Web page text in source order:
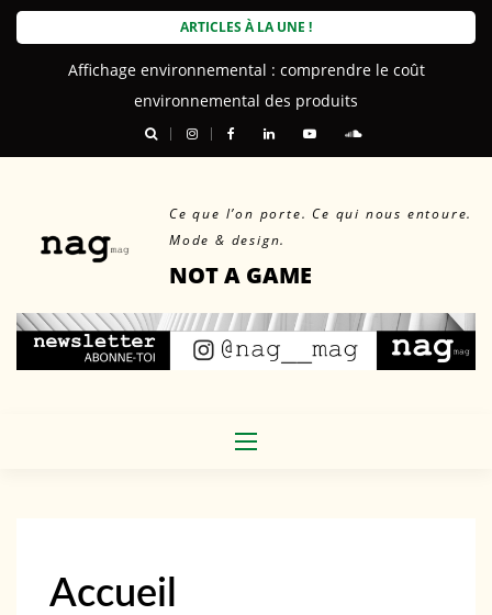
Skip
ARTICLES À LA UNE !
Affichage environnemental : comprendre le coût
environnemental des produits
Ce que l’on porte. Ce qui nous entoure.
Mode & design.
NOT A GAME
Accueil